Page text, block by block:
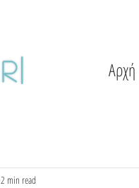
Αρχή
2 min read